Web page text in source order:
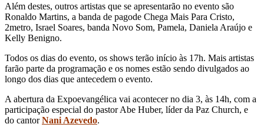
Além destes, outros artistas que se apresentarão no evento são
Ronaldo Martins, a banda de pagode Chega Mais Para Cristo,
2metro, Israel Soares, banda Novo Som, Pamela, Daniela Araújo e
Kelly Benigno.
Todos os dias do evento, os shows terão início às 17h. Mais artistas
farão parte da programação e os nomes estão sendo divulgados ao
longo dos dias que antecedem o evento.
A abertura da Expoevangélica vai acontecer no dia 3, às 14h, com a
participação especial do pastor Abe Huber, líder da Paz Church, e
do cantorNani Azevedo.